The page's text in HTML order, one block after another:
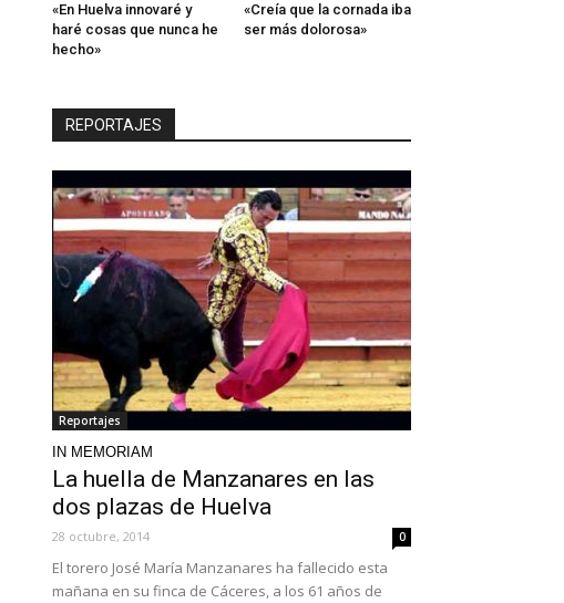
«En Huelva innovaré y
haré cosas que nunca he
hecho»
«Creía que la cornada iba
ser más dolorosa»
REPORTAJES
Reportajes
IN MEMORIAM
La huella de Manzanares en las
dos plazas de Huelva
28 octubre, 2014 0
El torero José María Manzanares ha fallecido esta
mañana en su finca de Cáceres, a los 61 años de